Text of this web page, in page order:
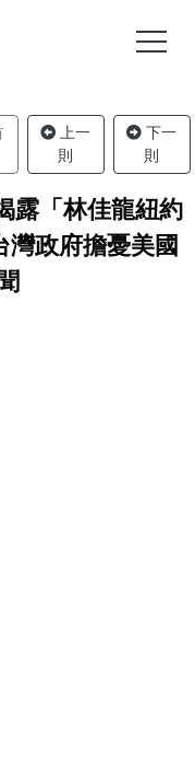
上一
則
下一
則
露「林佳龍紐約
灣政府擔憂美國